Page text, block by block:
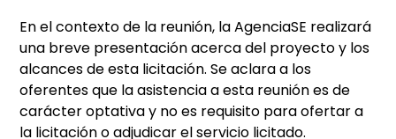
En el contexto de la reunión, la AgenciaSE realizará
una breve presentación acerca del proyecto y los
alcances de esta licitación. Se aclara a los
oferentes que la asistencia a esta reunión es de
carácter optativa y no es requisito para ofertar a
la licitación o adjudicar el servicio licitado.